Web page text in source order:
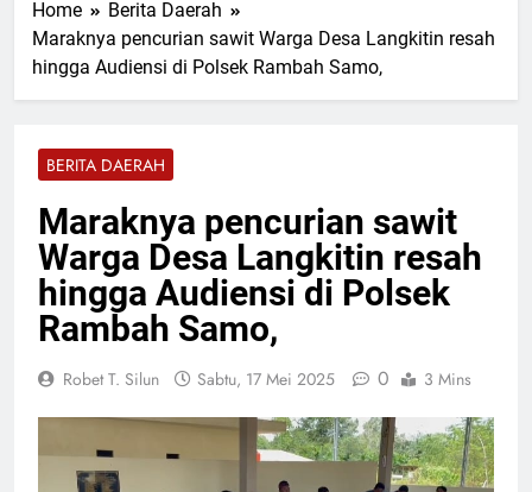
Dugaan PETI di Talamau,
Iptu Fifriki Candra Turun ke
Tombang Mudiak
15 Jam Lalu
Kapolres Pasaman Barat
Pimpin Upacara Sertijab
15 Jam Lalu
Bulan Bakti Pramuka 2026,
Lapas Pasir Pengaraian
Perkuat Sinergi dengan
Pemkab Rohul
15 Jam Lalu
Kadis PUPR Rohul Pimpin
Bakti Sosial, Daur Ulang
Aspal untuk Tambal Jalan
Berlubang
15 Jam Lalu
Home
Berita Daerah
Maraknya pencurian sawit Warga Desa Langkitin resah
hingga Audiensi di Polsek Rambah Samo,
BERITA DAERAH
Maraknya pencurian sawit
Warga Desa Langkitin resah
hingga Audiensi di Polsek
Rambah Samo,
Robet T. Silun Sabtu, 17 Mei 2025 0 3 Mins